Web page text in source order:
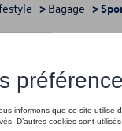
> Bagage >